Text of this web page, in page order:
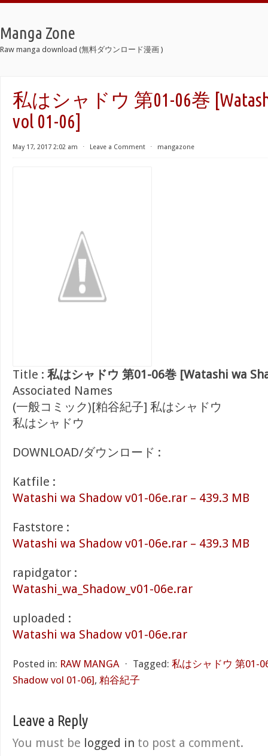
Manga Zone
Raw manga download (無料ダウンロード漫画 )
私はシャドウ 第01-06巻
vol 01-06]
May 17, 2017 2:02 am ⋅ Leave a Comment ⋅ mangazone
Title : 私はシャドウ 第01-06巻 [Watashi wa
Associated Names
(一般コミック)[粕谷紀子] 私はシャドウ
私はシャドウ
DOWNLOAD/ダウンロード :
Katfile :
Watashi wa Shadow v01-06e.rar – 439.3 MB
Faststore :
Watashi wa Shadow v01-06e.rar – 439.3 MB
rapidgator :
Watashi_wa_Shadow_v01-06e.rar
uploaded :
Watashi wa Shadow v01-06e.rar
Posted in: RAW MANGA ⋅ Tagged: 私はシャドウ 第01-
Shadow vol 01-06], 粕谷紀子
Leave a Reply
You must be logged in to post a comment.